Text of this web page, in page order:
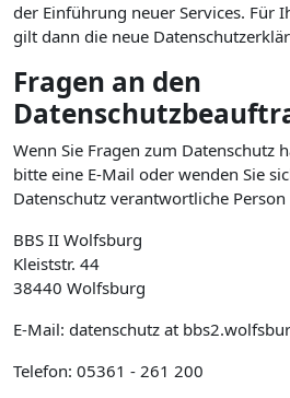
der Einführung neuer Services. Für
gilt dann die neue
Fragen an den
Wenn Sie Fragen zum Datenschutz
bitte eine E-Mail oder wenden Sie
Datenschutz verantwortliche
BBS II Wolfsburg
Kleiststr. 44
38440 Wolfsburg
E-Mail: datenschutz at
Telefon: 05361 - 261 200